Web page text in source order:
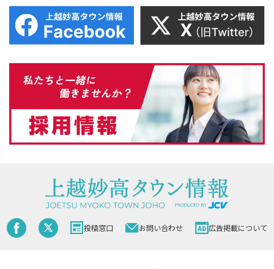
投稿窓口 お問い合わせ 広告掲載について